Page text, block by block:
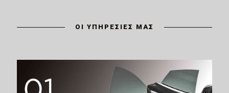
ΟΙ ΥΠΗΡΕΣΙΕΣ ΜΑΣ